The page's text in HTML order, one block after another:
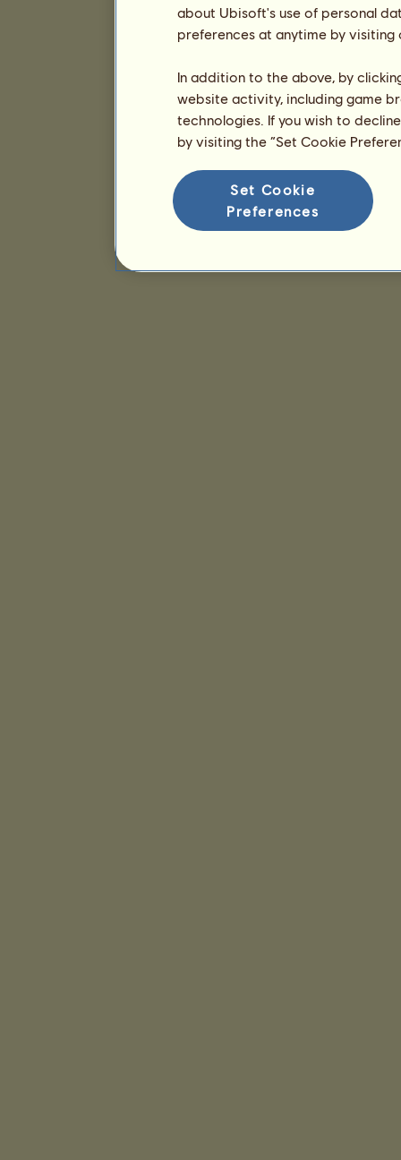
about Ubisoft's use of personal
preferences at anytime by
In addition to the above, by
website activity, including game
technologies. If you wish to
by visiting the “Set Cookie
Set Cookie
Preferences